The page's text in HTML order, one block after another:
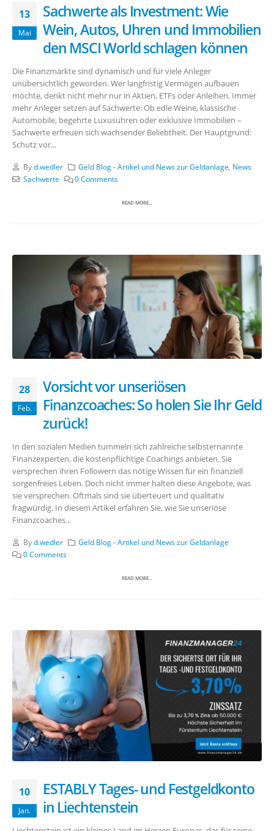
13
Mai
Sachwerte als Investment: Wie
Wein, Autos, Uhren und Immobilien
den MSCI World schlagen können
Die Finanzmärkte sind dynamisch und für viele Anleger
unübersichtlich geworden. Wer langfristig Vermögen aufbauen
möchte, denkt nicht mehr nur in Aktien, ETFs oder Anleihen. Immer
mehr Anleger setzen auf Sachwerte: Ob edle Weine, klassische
Automobile, begehrte Luxusuhren oder exklusive Immobilien –
Sachwerte erfreuen sich wachsender Beliebtheit. Der Hauptgrund:
Schutz vor...
Byd.wedler Geld Blog - Artikel und News zur Geldanlage, News
Sachwerte
0 Comments
READ MORE...
28
Feb.
Vorsicht vor unseriösen
Finanzcoaches: So holen Sie Ihr Geld
zurück!
In den sozialen Medien tummeln sich zahlreiche selbsternannte
Finanzexperten, die kostenpflichtige Coachings anbieten. Sie
versprechen ihren Followern das nötige Wissen für ein finanziell
sorgenfreies Leben. Doch nicht immer halten diese Angebote, was
sie versprechen. Oftmals sind sie überteuert und qualitativ
fragwürdig. In diesem Artikel erfahren Sie, wie Sie unseriöse
Finanzcoaches...
Byd.wedler
Geld Blog - Artikel und News zur Geldanlage
0 Comments
READ MORE...
10
Jan.
ESTABLY Tages- und Festgeldkonto
in Liechtenstein